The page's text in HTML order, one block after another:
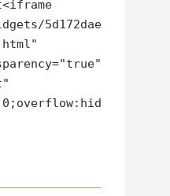
5d172dae